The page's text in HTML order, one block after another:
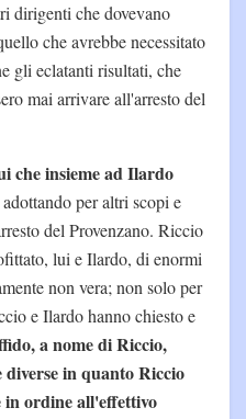
dirigenti che dovevano
che avrebbe necessitato
gli eclatanti risultati, che
mai arrivare all'arresto del
che insieme ad Ilardo
per altri scopi e
del Provenzano. Riccio
lui e Ilardo, di enormi
non vera; non solo per
e Ilardo hanno chiesto e
a nome di Riccio,
in quanto Riccio
in ordine all'effettivo